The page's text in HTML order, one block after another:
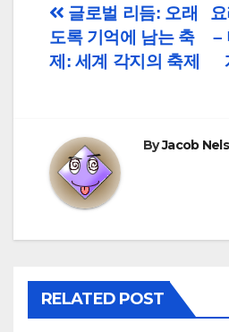
Post
navigation
–
글로벌 리듬: 오래
도록 기억에 남는 축
제: 세계 각지의 축제
ByJacob
RELATED POST